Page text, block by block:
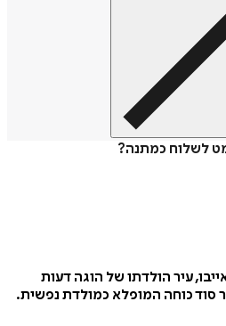
לשלוח כמתנה?
עיר הולדתו של הוגה דעות
סוד כוחה המופלא כמולדת נפשית.